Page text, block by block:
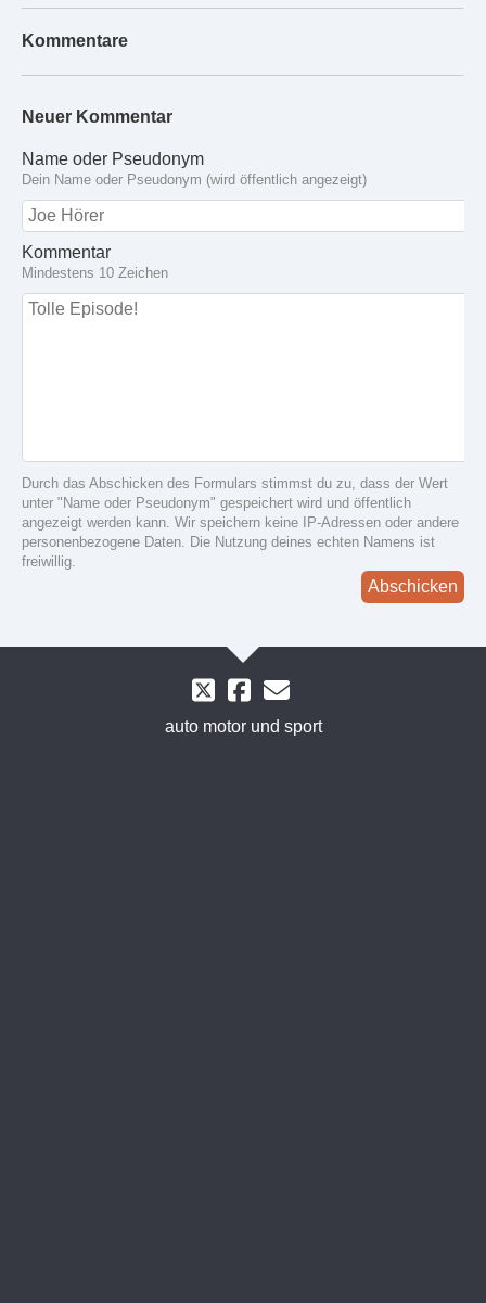
Kommentare
Neuer Kommentar
Name oder Pseudonym
Dein Name oder Pseudonym (wird öffentlich angezeigt)
Kommentar
Mindestens 10 Zeichen
Durch das Abschicken des Formulars stimmst du zu, dass der Wert
unter "Name oder Pseudonym" gespeichert wird und öffentlich
angezeigt werden kann. Wir speichern keine IP-Adressen oder andere
personenbezogene Daten. Die Nutzung deines echten Namens ist
freiwillig.
Abschicken
auto motor und sport